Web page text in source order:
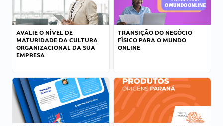
AVALIE O NÍVEL DE
MATURIDADE DA CULTURA
ORGANIZACIONAL DA SUA
EMPRESA
TRANSIÇÃO DO NEGÓCIO
FÍSICO PARA O MUNDO
ONLINE